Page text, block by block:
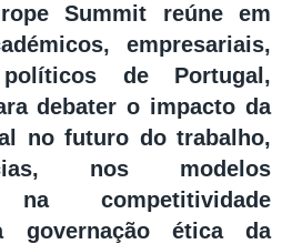
Summit reúne em
empresariais,
de Portugal,
debater o impacto da
no futuro do trabalho,
nos modelos
na competitividade
governação ética da